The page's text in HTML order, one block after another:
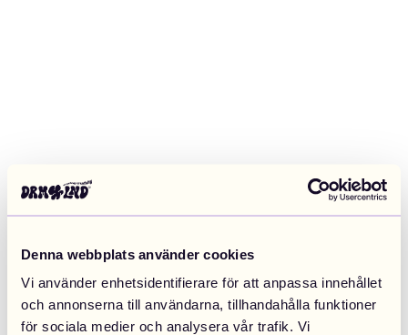
Denna webbplats använder cookies
Vi använder enhetsidentifierare för att anpassa innehållet
och annonserna till användarna, tillhandahålla funktioner
för sociala medier och analysera vår trafik. Vi